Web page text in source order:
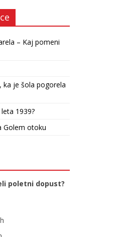
– Kaj pomeni
ka je šola pogorela
1939?
Golem otoku
poletni dopust?